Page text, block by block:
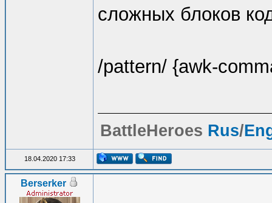
сложных блоков
/pattern/ {awk-
BattleHeroes Rus/
18.04.2020 17:33
Berserker